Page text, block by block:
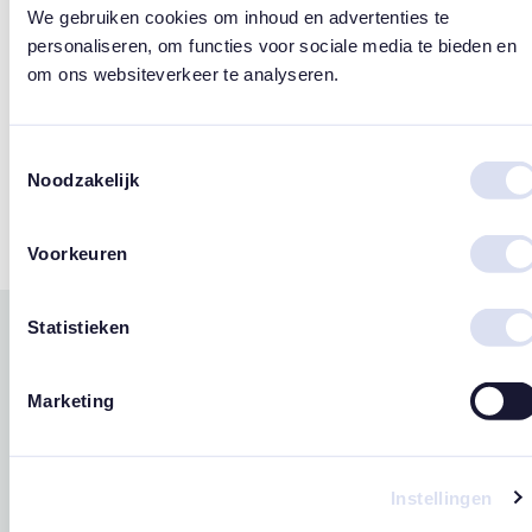
We gebruiken cookies om inhoud en advertenties te
personaliseren, om functies voor sociale media te bieden en
om ons websiteverkeer te analyseren.
Noodzakelijk
Voorkeuren
Statistieken
Marketing
Instellingen
Design
Susan Lordi
Merk
Willow Tree
producten